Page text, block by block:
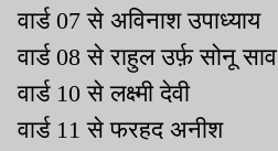
वार्ड 07 से अविनाश उपाध्याय
वार्ड 08 से राहुल उर्फ़ सोनू साव
वार्ड 10 से लक्ष्मी देवी
वार्ड 11 से फरहद अनीश